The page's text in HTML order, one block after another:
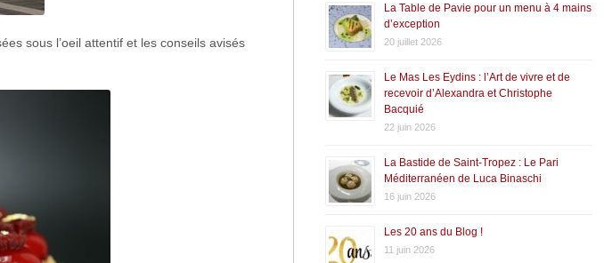
sous l’oeil attentif et les conseils avisés
La Table de Pavie pour un menu à 4 mains
d’exception
20 juillet 2026
Le Mas Les Eydins : l’Art de vivre et de
recevoir d’Alexandra et Christophe
Bacquié
22 juin 2026
La Bastide de Saint-Tropez : Le Pari
Méditerranéen de Luca Binaschi
16 juin 2026
Les 20 ans du Blog !
11 juin 2026